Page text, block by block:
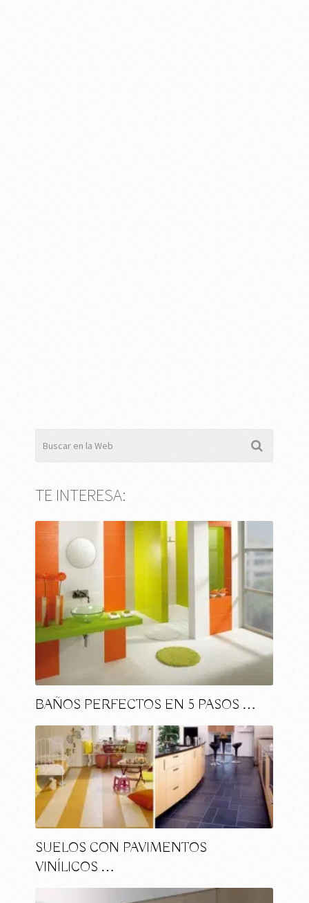
TE INTERESA:
BAÑOS PERFECTOS EN 5 PASOS …
SUELOS CON PAVIMENTOS
VINÍLICOS …